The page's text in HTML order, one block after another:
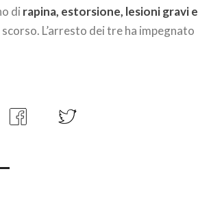
di rapina, estorsione, lesioni gravi e
L’arresto dei tre ha impegnato